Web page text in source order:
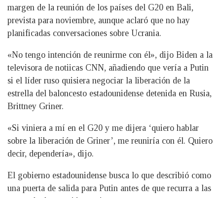
margen de la reunión de los países del G20 en Bali,
prevista para noviembre, aunque aclaró que no hay
planificadas conversaciones sobre Ucrania.
«No tengo intención de reunirme con él», dijo Biden a la
televisora de notiicas CNN, añadiendo que vería a Putin
si el líder ruso quisiera negociar la liberación de la
estrella del baloncesto estadounidense detenida en Rusia,
Brittney Griner.
«Si viniera a mí en el G20 y me dijera ‘quiero hablar
sobre la liberación de Griner’, me reuniría con él. Quiero
decir, dependería», dijo.
El gobierno estadounidense busca lo que describió como
una puerta de salida para Putin antes de que recurra a las